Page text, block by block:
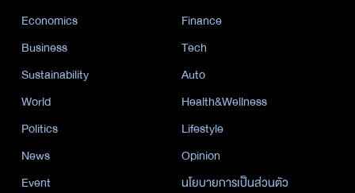
Economics
Finance
Business
Tech
Sustainability
Auto
World
Health&Wellness
Politics
Lifestyle
News
Opinion
Event
นโยบายการเป็นส่วนตัว